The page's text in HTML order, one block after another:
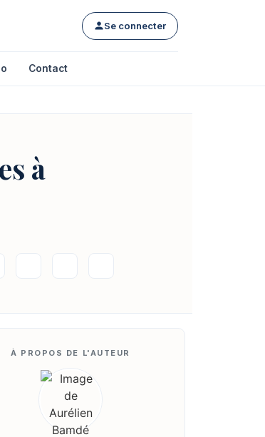
Se connecter
Contact
à